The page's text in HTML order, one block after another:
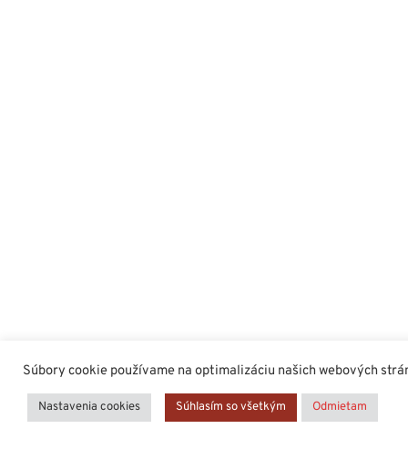
Súbory cookie používame na optimalizáciu našich webových
Nastavenia cookies Súhlasím so všetkým Odmietam